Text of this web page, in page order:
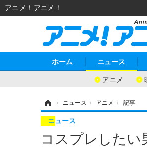
ホーム ニュース
アニメ
› ニュース › アニメ › 記事
コスプレしたい
ニュース
アニメ！アニメ！